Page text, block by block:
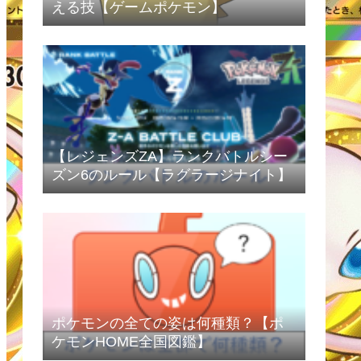
える技【ゲームポケモン】
【レジェンズZA】ランクバトルシー
ズン6のルール【ラグラージナイト】
ポケモンの全ての姿は何種類？【ポ
ケモンHOME全国図鑑】